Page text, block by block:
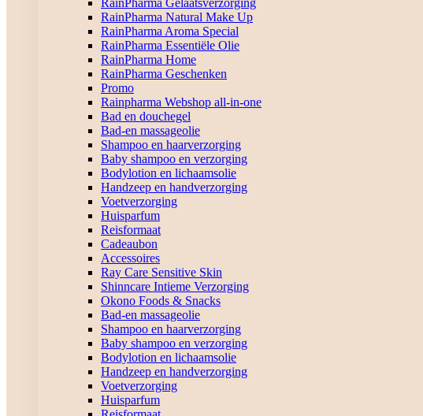
RainPharma Natural Make Up
RainPharma Aroma Special
RainPharma Essentiële Olie
RainPharma Home
RainPharma Geschenken
Promo
Rainpharma Webshop all-in-one
Bad en douchegel
Bad-en massageolie
Shampoo en haarverzorging
Baby shampoo en verzorging
Bodylotion en lichaamsolie
Handzeep en handverzorging
Voetverzorging
Huisparfum
Reisformaat
Cadeaubon
Accessoires
Ray Care Sensitive Skin
Shinncare Intieme Verzorging
Okono Foods & Snacks
Bad-en massageolie
Shampoo en haarverzorging
Baby shampoo en verzorging
Bodylotion en lichaamsolie
Handzeep en handverzorging
Voetverzorging
Huisparfum